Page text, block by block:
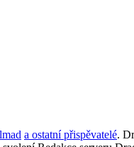
a ostatní přispěvatelé.